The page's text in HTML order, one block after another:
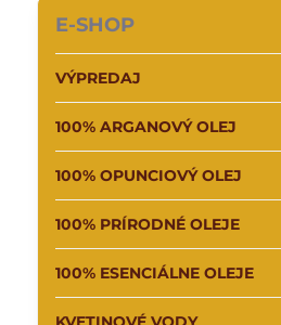
E-SHOP
VÝPREDAJ
100% ARGANOVÝ OLEJ
100% OPUNCIOVÝ OLEJ
100% PRÍRODNÉ OLEJE
100% ESENCIÁLNE OLEJE